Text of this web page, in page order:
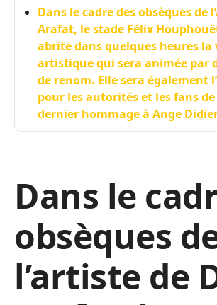
Dans le cadre des obsèques de
Arafat, le stade Félix
abrite dans quelques heures la
artistique qui sera animée par
de renom. Elle sera également
pour les autorités et les fans
dernier hommage à Ange
Dans le
obsèques
l’artiste de